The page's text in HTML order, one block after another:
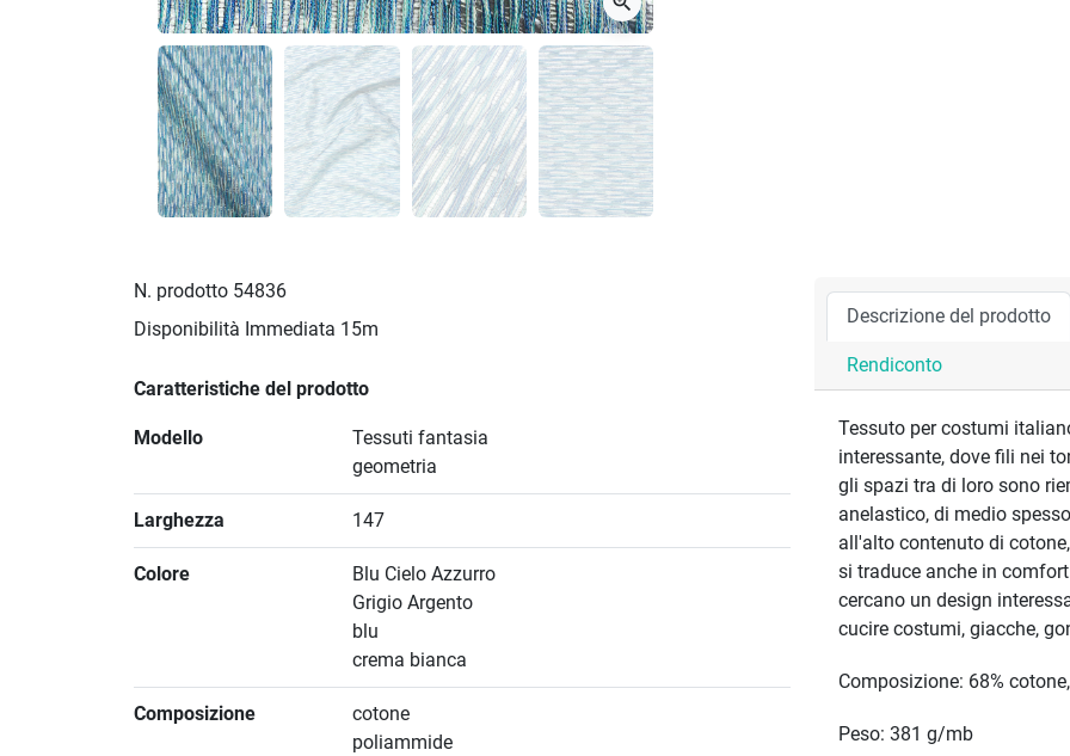
N. prodotto 54836
Disponibilità Immediata 15m
Caratteristiche del prodotto
Modello
Tessuti fantasia
geometria
Larghezza 147
Colore
Blu Cielo Azzurro
Grigio Argento
blu
crema bianca
Composizione
cotone
poliammide
Descrizione del prodotto
Rendiconto
Tessuto per costumi
interessante, dove fili nei
gli spazi tra di loro sono
anelastico, di medio
all'alto contenuto di
si traduce anche in
cercano un design
cucire costumi, giacche,
Composizione: 68%
Peso: 381 g/mb